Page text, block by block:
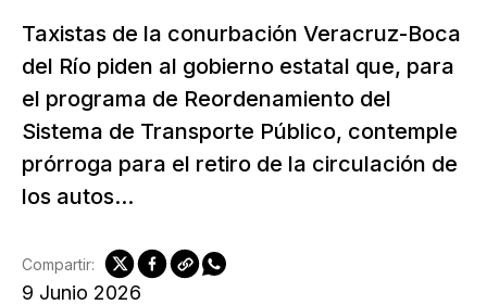
Taxistas de la conurbación Veracruz-Boca
del Río piden al gobierno estatal que, para
el programa de Reordenamiento del
Sistema de Transporte Público, contemple
prórroga para el retiro de la circulación de
los autos...
9 Junio 2026
Compartir: